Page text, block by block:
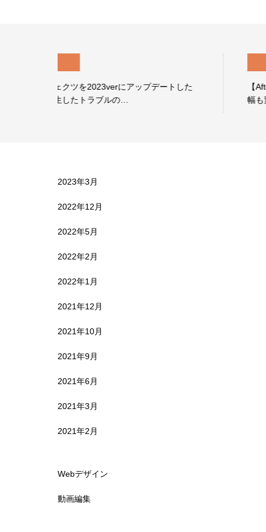
【After Effects】シェイプのスケールを変えるとパス
幅も変わってしまう…
2023年3月
2022年12月
2022年5月
2022年2月
2022年1月
2021年12月
2021年10月
2021年9月
2021年6月
2021年3月
2021年2月
Webデザイン
動画編集